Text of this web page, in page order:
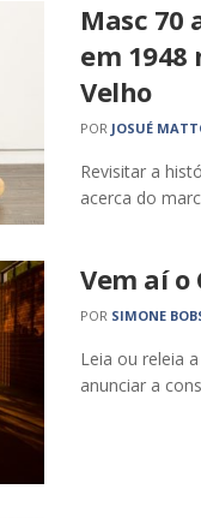
Masc 70
em 1948
Velho
POR JOSUÉ
Revisitar a
acerca do
Vem aí o
POR SIMONE
Leia ou releia
anunciar a